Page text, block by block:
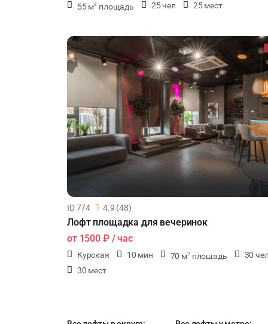
55 м2 площадь 25 чел 25 мест
ID 774 4.9 (48)
Лофт площадка для вечеринок
от 1500 ₽/ час
Курская 10 мин 70 м2 площадь
30 чел
30 мест